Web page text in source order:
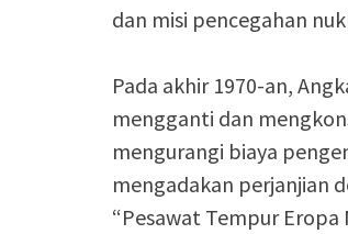
dan misi pencegahan
Pada akhir 1970-an,
mengganti dan
mengurangi biaya
mengadakan perjanjian
“Pesawat Tempur Eropa